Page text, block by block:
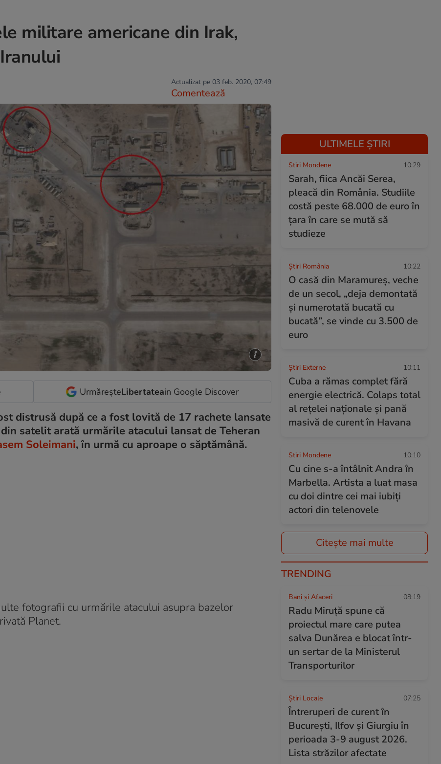
militare americane din Irak,
Actualizat pe 03 feb. 2020, 07:49
Comentează
UrmăreșteLibertateain Google Discover
distrusă după ce a fost lovită de 17 rachete lansate
satelit arată urmările atacului lansat de Teheran
Soleimani, în urmă cu aproape o săptămână.
fotografii cu urmările atacului asupra bazelor
Planet.
ULTIMELE ȘTIRI
Stiri Mondene 10:29
Sarah, fiica Ancăi Serea,
pleacă din România. Studiile
costă peste 68.000 de euro în
țara în care se mută să
studieze
Știri România 10:22
O casă din Maramureș, veche
de un secol, „deja demontată
și numerotată bucată cu
bucată”, se vinde cu 3.500 de
euro
Știri Externe 10:11
Cuba a rămas complet fără
energie electrică. Colaps total
al rețelei naționale și pană
masivă de curent în Havana
Stiri Mondene 10:10
Cu cine s-a întâlnit Andra în
Marbella. Artista a luat masa
cu doi dintre cei mai iubiți
actori din telenovele
Citește mai multe
TRENDING
Bani și Afaceri 08:19
Radu Miruță spune că
proiectul mare care putea
salva Dunărea e blocat într-
un sertar de la Ministerul
Transporturilor
Știri Locale 07:25
Întreruperi de curent în
București, Ilfov și Giurgiu în
perioada 3-9 august 2026.
Lista străzilor afectate